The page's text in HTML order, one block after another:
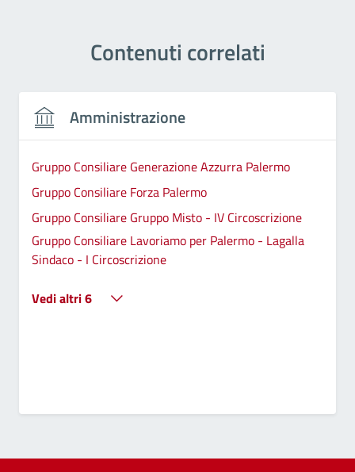
Contenuti correlati
Amministrazione
Gruppo Consiliare Generazione Azzurra Palermo
Gruppo Consiliare Forza Palermo
Gruppo Consiliare Gruppo Misto - IV Circoscrizione
Gruppo Consiliare Lavoriamo per Palermo - Lagalla
Sindaco - I Circoscrizione
Vedi altri 6